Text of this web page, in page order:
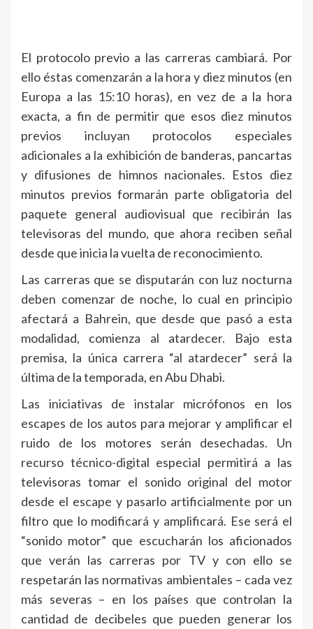
El protocolo previo a las carreras cambiará. Por
ello éstas comenzarán a la hora y diez minutos (en
Europa a las 15:10 horas), en vez de a la hora
exacta, a fin de permitir que esos diez minutos
previos incluyan protocolos especiales
adicionales a la exhibición de banderas, pancartas
y difusiones de himnos nacionales. Estos diez
minutos previos formarán parte obligatoria del
paquete general audiovisual que recibirán las
televisoras del mundo, que ahora reciben señal
desde que inicia la vuelta de reconocimiento.
Las carreras que se disputarán con luz nocturna
deben comenzar de noche, lo cual en principio
afectará a Bahrein, que desde que pasó a esta
modalidad, comienza al atardecer. Bajo esta
premisa, la única carrera “al atardecer” será la
última de la temporada, en Abu Dhabi.
Las iniciativas de instalar micrófonos en los
escapes de los autos para mejorar y amplificar el
ruido de los motores serán desechadas. Un
recurso técnico-digital especial permitirá a las
televisoras tomar el sonido original del motor
desde el escape y pasarlo artificialmente por un
filtro que lo modificará y amplificará. Ese será el
“sonido motor” que escucharán los aficionados
que verán las carreras por TV y con ello se
respetarán las normativas ambientales – cada vez
más severas – en los países que controlan la
cantidad de decibeles que pueden generar los